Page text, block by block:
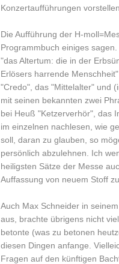
Konzertaufführungen vorstellen.
Die Aufführung der H-
Programmbuch einiges
"das Altertum: die in der
Erlösers harrende
"Credo", das "Mittelalter" und
mit seinen bekannten zwei
bei Heuß "Ketzerverhör", das
im einzelnen nachlesen, wie
soll, daran zu glauben, so
persönlich abzulehnen. Ich
heiligsten Sätze der Messe
Auffassung von neuem Stoff
Auch Max Schneider in
aus, brachte übrigens nicht
betonte (was zu betonen
diesen Dingen anfange.
Fragen auf den künftigen